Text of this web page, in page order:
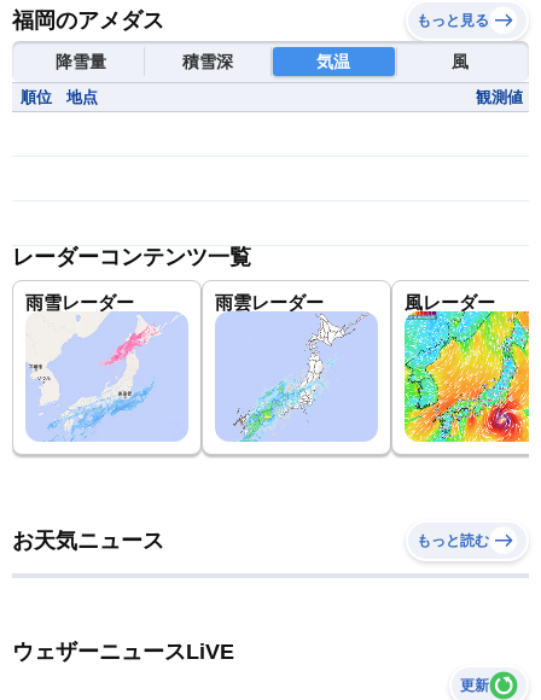
福岡のアメダス もっと見る
降雪量 積雪深 気温 風
順位 地点 観測値
レーダーコンテンツ一覧
雨雪レーダー 雨雲レーダー 風レーダー
お天気ニュース もっと読む
ウェザーニュースLiVE
更新